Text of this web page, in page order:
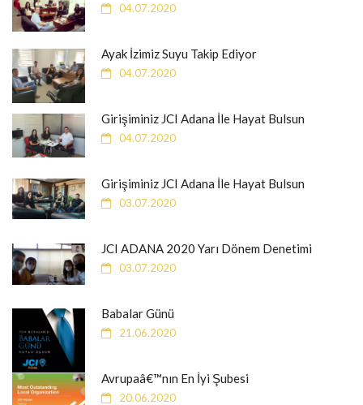
04.07.2020
Ayak İzimiz Suyu Takip Ediyor
04.07.2020
Girişiminiz JCI Adana İle Hayat Bulsun
04.07.2020
Girişiminiz JCI Adana İle Hayat Bulsun
03.07.2020
JCI ADANA 2020 Yarı Dönem Denetimi
03.07.2020
Babalar Günü
21.06.2020
Avrupaâ€™nın En İyi Şubesi
20.06.2020